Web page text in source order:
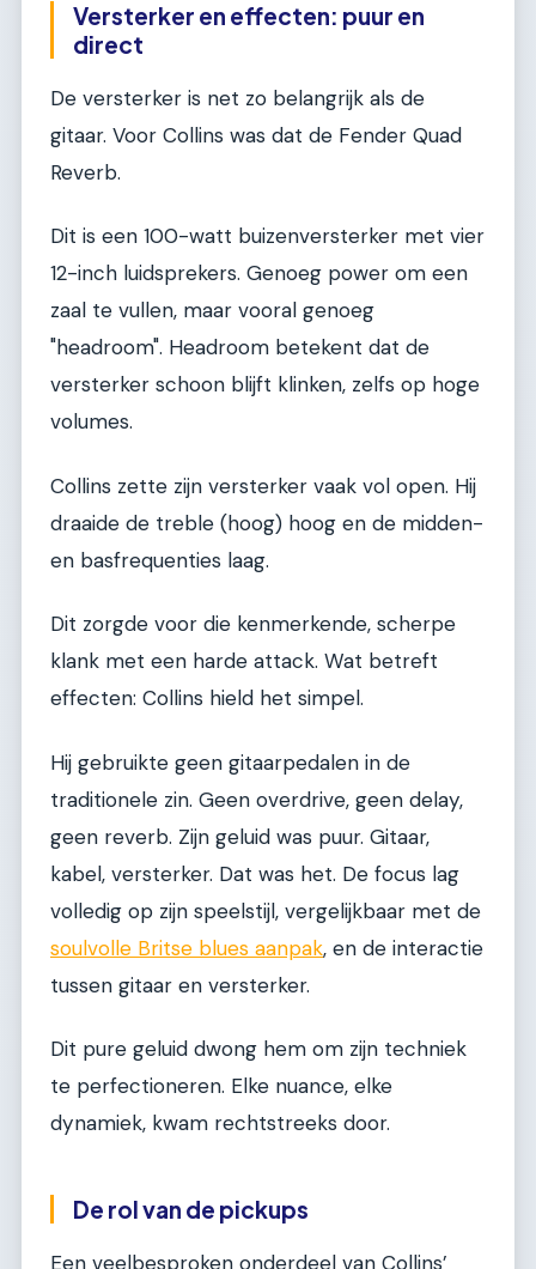
Versterker en effecten: puur en
direct
De versterker is net zo belangrijk als de
gitaar. Voor Collins was dat de Fender Quad
Reverb.
Dit is een 100-watt buizenversterker met vier
12-inch luidsprekers. Genoeg power om een
zaal te vullen, maar vooral genoeg
"headroom". Headroom betekent dat de
versterker schoon blijft klinken, zelfs op hoge
volumes.
Collins zette zijn versterker vaak vol open. Hij
draaide de treble (hoog) hoog en de midden-
en basfrequenties laag.
Dit zorgde voor die kenmerkende, scherpe
klank met een harde attack. Wat betreft
effecten: Collins hield het simpel.
Hij gebruikte geen gitaarpedalen in de
traditionele zin. Geen overdrive, geen delay,
geen reverb. Zijn geluid was puur. Gitaar,
kabel, versterker. Dat was het. De focus lag
volledig op zijn speelstijl, vergelijkbaar met de
soulvolle Britse blues aanpak, en de interactie
tussen gitaar en versterker.
Dit pure geluid dwong hem om zijn techniek
te perfectioneren. Elke nuance, elke
dynamiek, kwam rechtstreeks door.
De rol van de pickups
Een veelbesproken onderdeel van Collins’